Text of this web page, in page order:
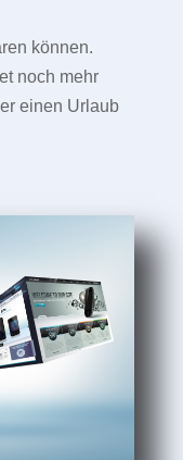
können.
noch mehr
einen Urlaub